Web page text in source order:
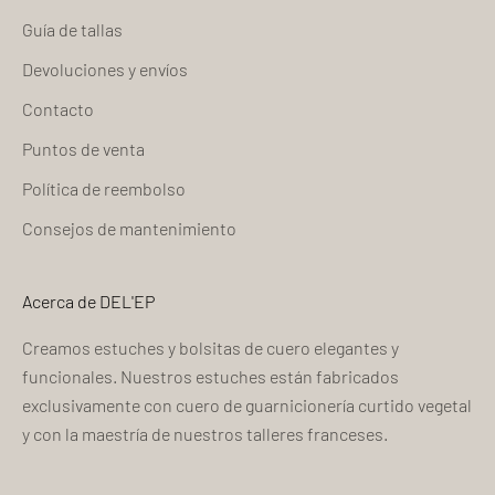
Guía de tallas
Devoluciones y envíos
Contacto
Puntos de venta
Política de reembolso
Consejos de mantenimiento
Acerca de DEL'EP
Creamos estuches y bolsitas de cuero elegantes y
funcionales. Nuestros estuches están fabricados
exclusivamente con cuero de guarnicionería curtido vegetal
y con la maestría de nuestros talleres franceses.